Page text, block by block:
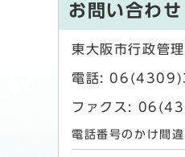
お問い合わせ
東大阪市行政管
電話:
ファクス:
電話番号のかけ間